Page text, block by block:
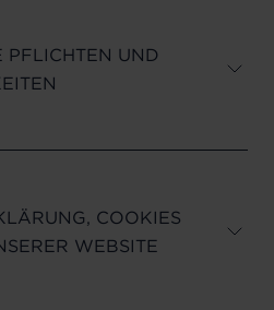
PFLICHTEN UND
COOKIES
WEBSITE